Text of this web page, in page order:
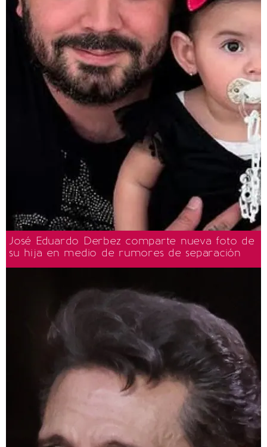
José Eduardo Derbez comparte nueva foto de
su hija en medio de rumores de separación